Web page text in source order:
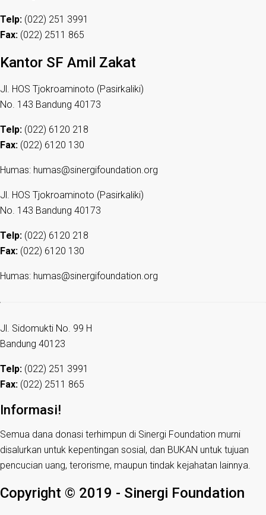
Telp: (022) 251 3991
Fax: (022) 2511 865
Kantor SF Amil Zakat
Jl. HOS Tjokroaminoto (Pasirkaliki)
No. 143 Bandung 40173
Telp: (022) 6120 218
Fax: (022) 6120 130
Humas: humas@sinergifoundation.org
Jl. HOS Tjokroaminoto (Pasirkaliki)
No. 143 Bandung 40173
Telp: (022) 6120 218
Fax: (022) 6120 130
Humas: humas@sinergifoundation.org
Jl. Sidomukti No. 99 H
Bandung 40123
Telp: (022) 251 3991
Fax: (022) 2511 865
Informasi!
Semua dana donasi terhimpun di Sinergi Foundation murni
disalurkan untuk kepentingan sosial, dan BUKAN untuk tujuan
pencucian uang, terorisme, maupun tindak kejahatan lainnya.
Copyright © 2019 - Sinergi Foundation